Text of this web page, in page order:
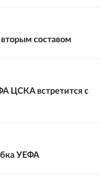
составом
ЦСКА встретится с
УЕФА